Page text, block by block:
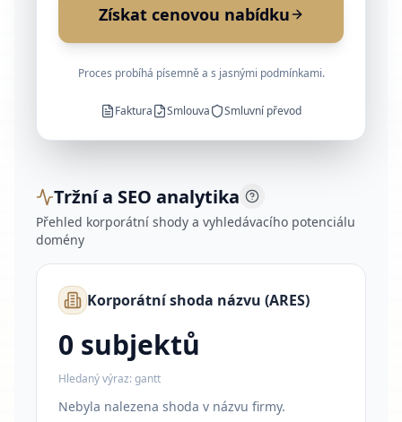
Získat cenovou nabídku
Proces probíhá písemně a s jasnými podmínkami.
Faktura Smlouva Smluvní převod
Tržní a SEO analytika
Přehled korporátní shody a vyhledávacího potenciálu
domény
Korporátní shoda názvu (ARES)
0 subjektů
Hledaný výraz:gantt
Nebyla nalezena shoda v názvu firmy.